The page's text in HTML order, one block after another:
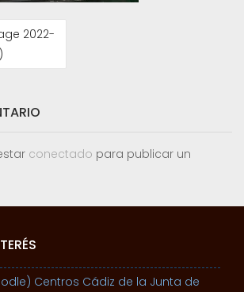
2022-
conectado para publicar un
Centros Cádiz de la Junta de